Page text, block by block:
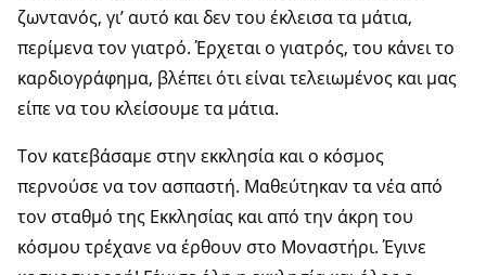
ζωντανός, γι’ αυτό και δεν του έκλεισα τα μάτια,
περίμενα τον γιατρό. Έρχεται ο γιατρός, του κάνει το
καρδιογράφημα, βλέπει ότι είναι τελειωμένος και μας
είπε να του κλείσουμε τα μάτια.
Τον κατεβάσαμε στην εκκλησία και ο κόσμος
περνούσε να τον ασπαστή. Μαθεύτηκαν τα νέα από
τον σταθμό της Εκκλησίας και από την άκρη του
κόσμου τρέχανε να έρθουν στο Μοναστήρι. Έγινε